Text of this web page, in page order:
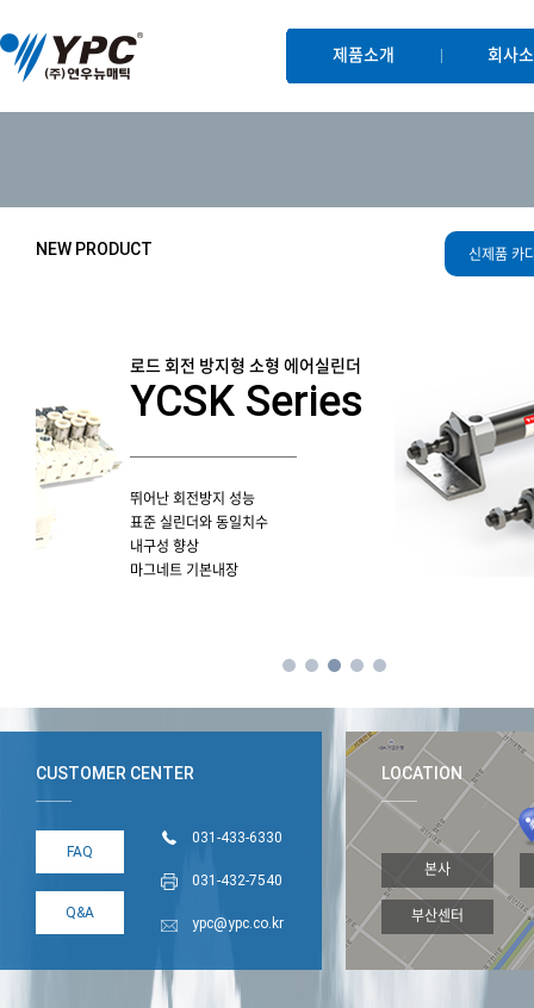
제품소개 회사
NEW PRODUCT 신제품 카
로드 회전 방지형 소형 에어실린더
YCSK Series
뛰어난 회전방지 성능
표준 실린더와 동일치수
마그네트 기본내장
CUSTOMER CENTER
FAQ
Q&A
031-433-6330
031-432-7540
ypc@ypc.co.kr
LOCATION
본사
부산센터